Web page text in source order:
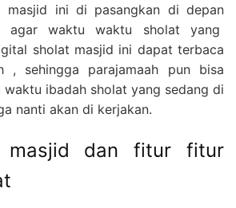
masjid ini di pasangkan di depan
agar waktu waktu sholat yang
sholat masjid ini dapat terbaca
, sehingga parajamaah pun bisa
waktu ibadah sholat yang sedang di
nanti akan di kerjakan.
masjid dan fitur fitur